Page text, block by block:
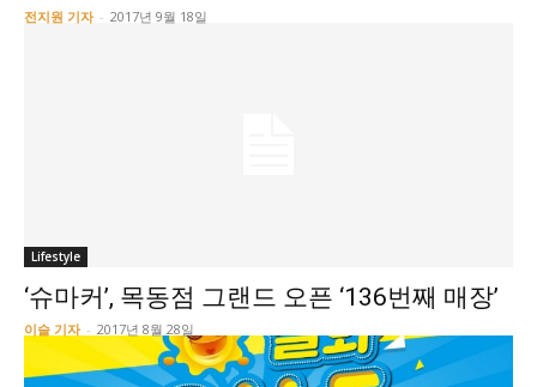
전지원 기자 - 2017년 9월 18일
Lifestyle
‘슈마커’, 목동점 그랜드 오픈 ‘136번째 매장’
이슬 기자 - 2017년 8월 28일